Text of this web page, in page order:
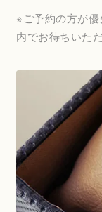
※ご予約の方が
内でお待ちいた